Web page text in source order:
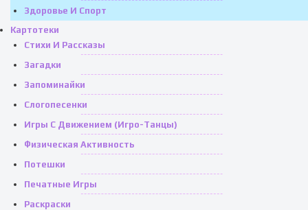
Здоровье И Спорт
Картотеки
Стихи И Рассказы
Загадки
Запоминайки
Слогопесенки
Игры С Движением (игро-Танцы)
Физическая Активность
Потешки
Печатные Игры
Раскраски